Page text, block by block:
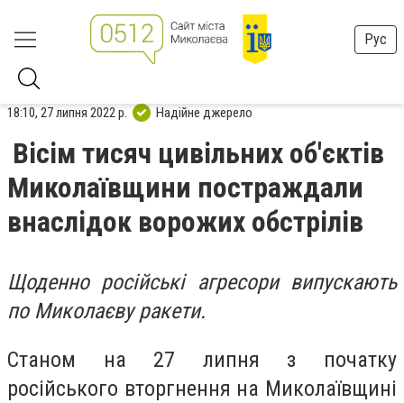
Рус
18:10, 27 липня 2022 р. Надійне джерело
Вісім тисяч цивільних об'єктів
Миколаївщини постраждали
внаслідок ворожих обстрілів
Щоденно російські агресори випускають
по Миколаєву ракети.
Станом на 27 липня з початку
російського вторгнення на Миколаївщині